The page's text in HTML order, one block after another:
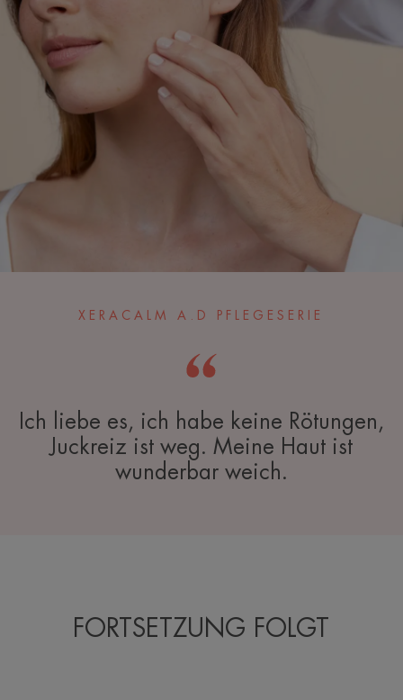
XERACALM A.D PFLEGESERIE
Ich liebe es, ich habe keine Rötungen,
Juckreiz ist weg. Meine Haut ist
wunderbar weich.
FORTSETZUNG FOLGT